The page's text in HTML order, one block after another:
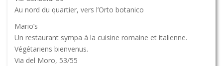
Au nord du quartier, vers l’Orto botanico
Mario’s
Un restaurant sympa à la cuisine romaine et italienne.
Végétariens bienvenus.
Via del Moro, 53/55